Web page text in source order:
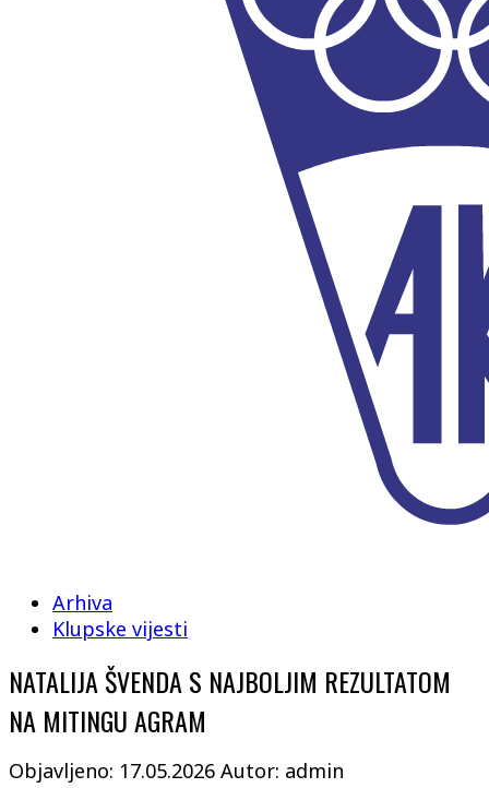
Arhiva
Klupske vijesti
NATALIJA ŠVENDA S NAJBOLJIM REZULTATOM
NA MITINGU AGRAM
Objavljeno: 17.05.2026 Autor: admin